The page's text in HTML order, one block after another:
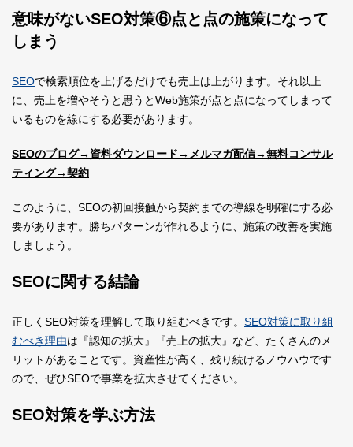
意味がないSEO対策⑥点と点の施策になって
しまう
SEOで検索順位を上げるだけでも売上は上がります。それ以上
に、売上を増やそうと思うとWeb施策が点と点になってしまって
いるものを線にする必要があります。
SEOのブログ→資料ダウンロード→メルマガ配信→無料コンサル
ティング→契約
このように、SEOの初回接触から契約までの導線を明確にする必
要があります。勝ちパターンが作れるように、施策の改善を実施
しましょう。
SEOに関する結論
正しくSEO対策を理解して取り組むべきです。 SEO対策に取り組
むべき理由は『認知の拡大』『売上の拡大』など、たくさんのメ
リットがあることです。資産性が高く、残り続けるノウハウです
ので、ぜひSEOで事業を拡大させてください。
SEO対策を学ぶ方法